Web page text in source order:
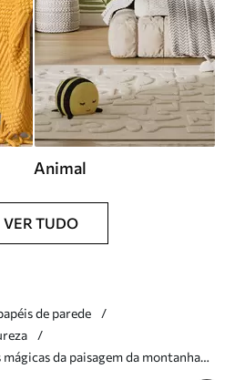
Animal
VER TUDO
de parede
da paisagem da montanha